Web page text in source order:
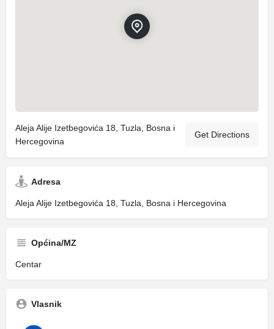
Aleja Alije Izetbegovića 18, Tuzla, Bosna i
Hercegovina
Get Directions
Adresa
Aleja Alije Izetbegovića 18, Tuzla, Bosna i Hercegovina
Općina/MZ
Centar
Vlasnik